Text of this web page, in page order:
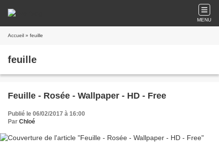
MENU
Accueil » feuille
feuille
Feuille - Rosée - Wallpaper - HD - Free
Publié le 06/02/2017 à 16:00
Par Chloé